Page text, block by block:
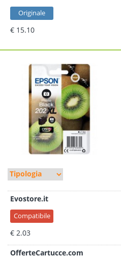
Originale
€ 15.10
Evostore.it
Compatibile
€ 2.03
OfferteCartucce.com